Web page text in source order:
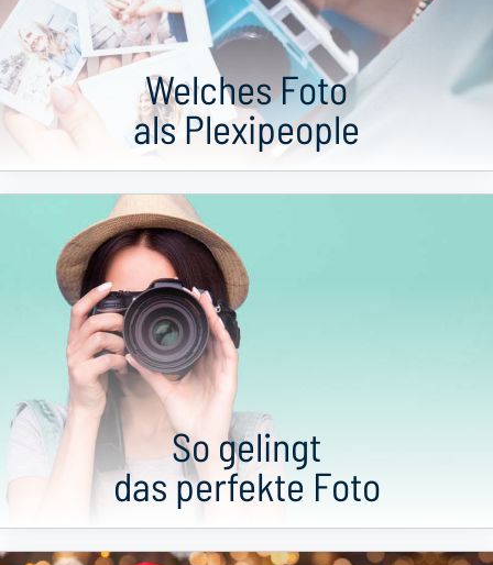
Welches Foto
als Plexipeople
So gelingt
das perfekte Foto